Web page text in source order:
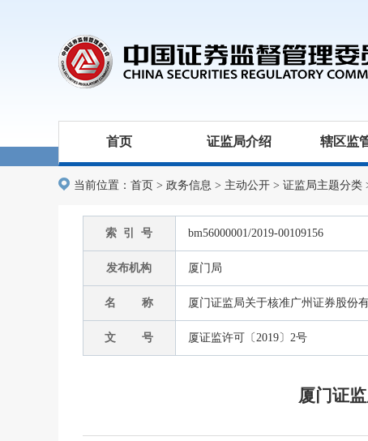
首页 证监局介绍 辖区监
当前位置： 首页 > 政务信息 > 主动公开 > 证监局主题分类
索 引 号 bm56000001/2019-00109156
发布机构 厦门局
名 称 厦门证监局关于核准广州证券股份
文 号 厦证监许可〔2019〕2号
厦门证